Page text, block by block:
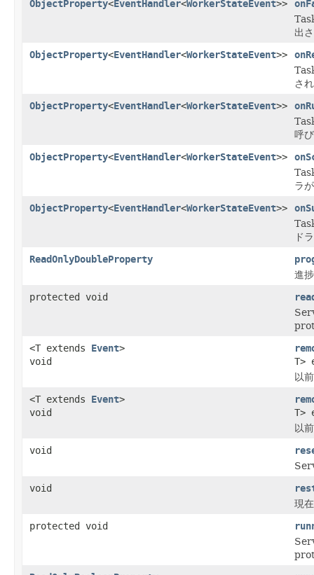
ObjectProperty<EventHandler<WorkerStateEvent>>
出
ObjectProperty<EventHandler<WorkerStateEvent>>
さ
ObjectProperty<EventHandler<WorkerStateEvent>>
呼
ObjectProperty<EventHandler<WorkerStateEvent>>
ラ
ObjectProperty<EventHandler<WorkerStateEvent>>
ド
ReadOnlyDoubleProperty
進
protected void
<T extends Event>
void
T>
以
<T extends Event>
void
T>
以
void
void
現
protected void